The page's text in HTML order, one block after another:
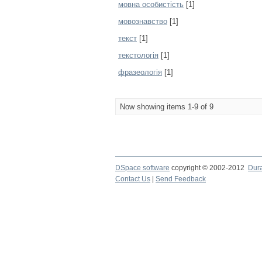
мовна особистість [1]
мовознавство [1]
текст [1]
текстологія [1]
фразеологія [1]
Now showing items 1-9 of 9
DSpace software copyright © 2002-2012
Contact Us
Send Feedback